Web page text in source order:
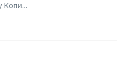
Копи...